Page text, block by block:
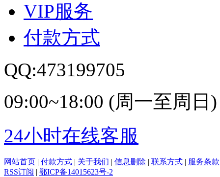
VIP服务
付款方式
QQ:473199705
09:00~18:00 (周一至周日)
24小时在线客服
网站首页 | 付款方式 | 关于我们 | 信息删除 | 联系方式 | 服务条款
RSS订阅 | 鄂ICP备14015623号-2